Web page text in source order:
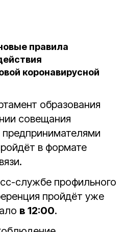
правила
коронавирусной
образования
совещания
в формате
службе профильного
пройдёт уже
в 12:00.